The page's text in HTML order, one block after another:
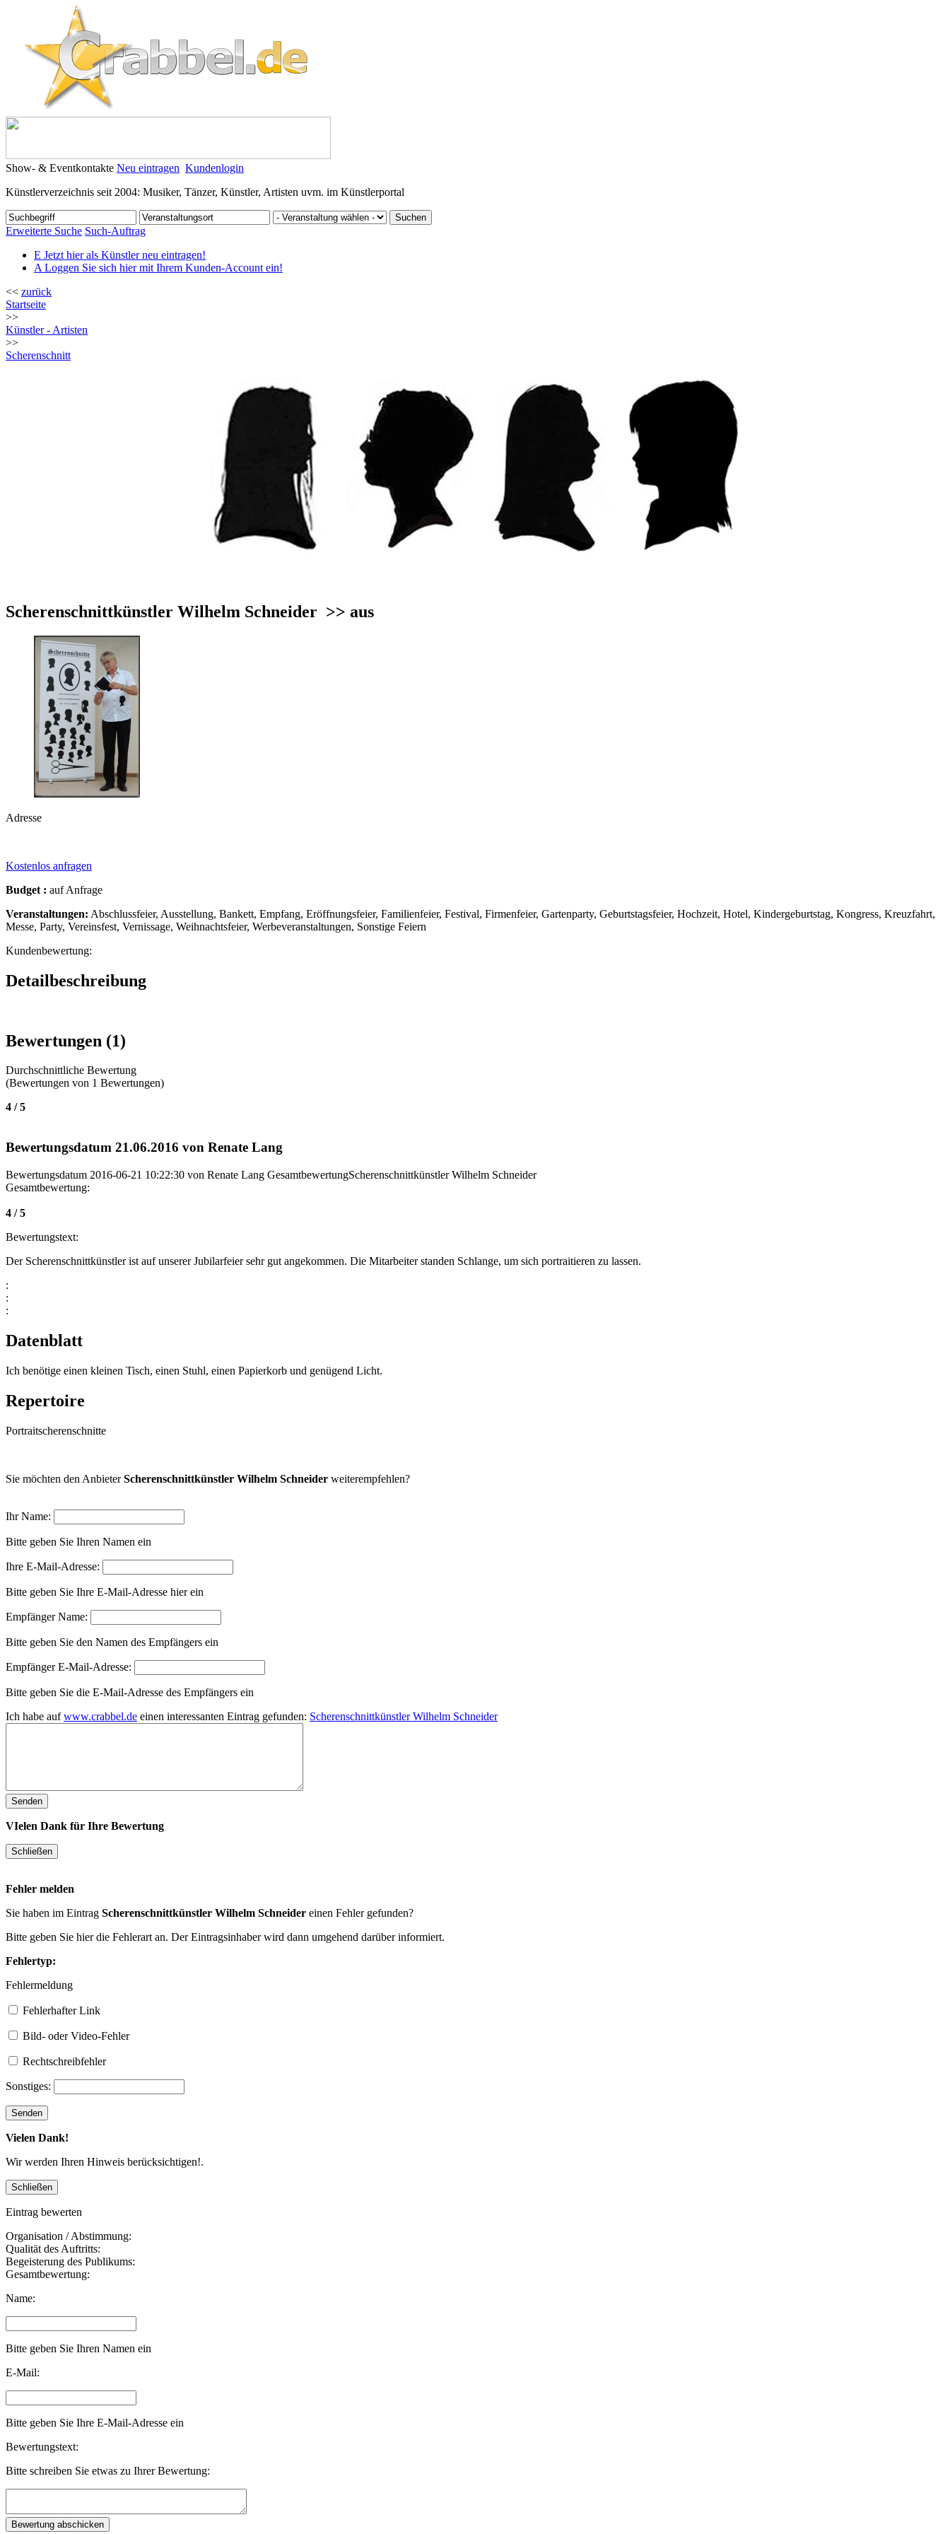
Show- & Eventkontakte Neu eintragen Kundenlogin
Künstlerverzeichnis seit 2004: Musiker, Tänzer, Künstler, Artisten uvm. im Künstlerportal
Erweiterte Suche Such-Auftrag
E Jetzt hier als Künstler neu eintragen!
A Loggen Sie sich hier mit Ihrem Kunden-Account ein!
<< zurück
Startseite
>>
Künstler - Artisten
>>
Scherenschnitt
Scherenschnittkünstler Wilhelm Schneider >> aus
Adresse
Kostenlos anfragen
Budget : auf Anfrage
Veranstaltungen: Abschlussfeier, Ausstellung, Bankett, Empfang, Eröffnungsfeier, Familienfeier, Festival, Firmenfeier, Gartenparty, Geburtstagsfeier, Hochzeit, Hotel, Kindergeburtstag, Kongress, Kreuzfahrt,
Messe, Party, Vereinsfest, Vernissage, Weihnachtsfeier, Werbeveranstaltungen, Sonstige Feiern
Kundenbewertung:
Detailbeschreibung
Bewertungen (1)
Durchschnittliche Bewertung
(Bewertungen von 1 Bewertungen)
4 / 5
Bewertungsdatum 21.06.2016 von Renate Lang
Bewertungsdatum 2016-06-21 10:22:30 von Renate Lang GesamtbewertungScherenschnittkünstler Wilhelm Schneider
Gesamtbewertung:
4 /5
Bewertungstext:
Der Scherenschnittkünstler ist auf unserer Jubilarfeier sehr gut angekommen. Die Mitarbeiter standen Schlange, um sich portraitieren zu lassen.
:
:
:
Datenblatt
Ich benötige einen kleinen Tisch, einen Stuhl, einen Papierkorb und genügend Licht.
Repertoire
Portraitscherenschnitte
Sie möchten den AnbieterScherenschnittkünstler Wilhelm Schneider weiterempfehlen?
Ihr Name:
Bitte geben Sie Ihren Namen ein
Ihre E-Mail-Adresse:
Bitte geben Sie Ihre E-Mail-Adresse hier ein
Empfänger Name:
Bitte geben Sie den Namen des Empfängers ein
Empfänger E-Mail-Adresse:
Bitte geben Sie die E-Mail-Adresse des Empfängers ein
Ich habe aufwww.crabbel.de einen interessanten Eintrag gefunden: Scherenschnittkünstler Wilhelm Schneider
VIelen Dank für Ihre Bewertung
Fehler melden
Sie haben im Eintrag Scherenschnittkünstler Wilhelm Schneider einen Fehler gefunden?
Bitte geben Sie hier die Fehlerart an. Der Eintragsinhaber wird dann umgehend darüber informiert.
Fehlertyp:
Fehlermeldung
Fehlerhafter Link
Bild- oder Video-Fehler
Rechtschreibfehler
Sonstiges:
Vielen Dank!
Wir werden Ihren Hinweis berücksichtigen!.
Eintrag bewerten
Organisation / Abstimmung:
Qualität des Auftritts:
Begeisterung des Publikums:
Gesamtbewertung:
Name:
Bitte geben Sie Ihren Namen ein
E-Mail:
Bitte geben Sie Ihre E-Mail-Adresse ein
Bewertungstext:
Bitte schreiben Sie etwas zu Ihrer Bewertung: